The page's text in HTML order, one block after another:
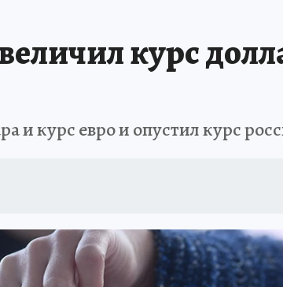
курс
и курс евро и опустил курс